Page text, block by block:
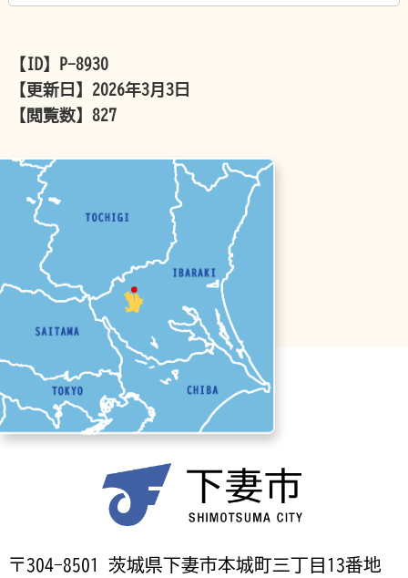
【ID】
P-8930
【更新日】 2026年3月3日
【閲覧数】 827
〒304-8501 茨城県下妻市本城町三丁目13番地